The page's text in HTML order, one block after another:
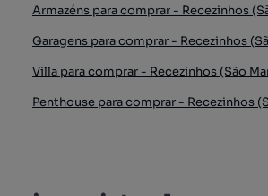
Armazéns para comprar - Recezinhos
Garagens para comprar - Recezinhos
Villa para comprar - Recezinhos (São
Penthouse para comprar - Recezinhos